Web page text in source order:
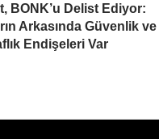
BONK’u Delist Ediyor:
Arkasında Güvenlik ve
Endişeleri Var